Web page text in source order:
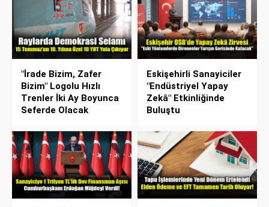
"İrade Bizim, Zafer
Bizim" Logolu Hızlı
Trenler İki Ay Boyunca
Seferde Olacak
Eskişehirli Sanayiciler
"Endüstriyel Yapay
Zekâ" Etkinliğinde
Buluştu